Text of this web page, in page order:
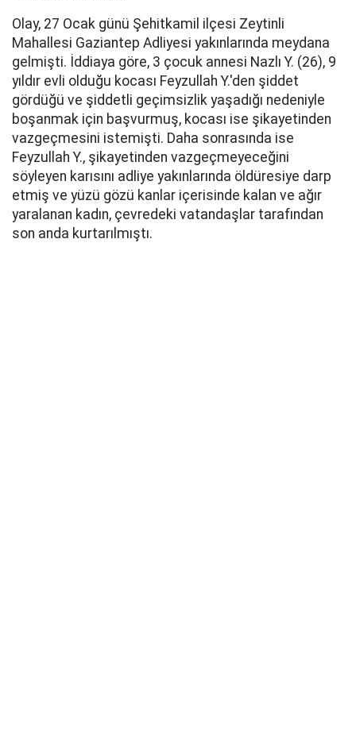
Olay, 27 Ocak günü Şehitkamil ilçesi Zeytinli
Mahallesi Gaziantep Adliyesi yakınlarında meydana
gelmişti. İddiaya göre, 3 çocuk annesi Nazlı Y. (26), 9
yıldır evli olduğu kocası Feyzullah Y.'den şiddet
gördüğü ve şiddetli geçimsizlik yaşadığı nedeniyle
boşanmak için başvurmuş, kocası ise şikayetinden
vazgeçmesini istemişti. Daha sonrasında ise
Feyzullah Y., şikayetinden vazgeçmeyeceğini
söyleyen karısını adliye yakınlarında öldüresiye darp
etmiş ve yüzü gözü kanlar içerisinde kalan ve ağır
yaralanan kadın, çevredeki vatandaşlar tarafından
son anda kurtarılmıştı.